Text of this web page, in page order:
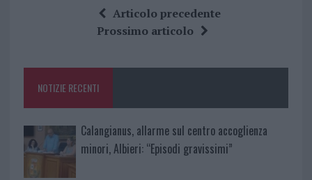
o
k
te
re
at
s
p
a
re
Articolo precedente
Prossimo articolo
NOTIZIE RECENTI
Calangianus, allarme sul centro accoglienza
minori, Albieri: “Episodi gravissimi”